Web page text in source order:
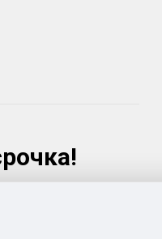
Таможенному союзу.